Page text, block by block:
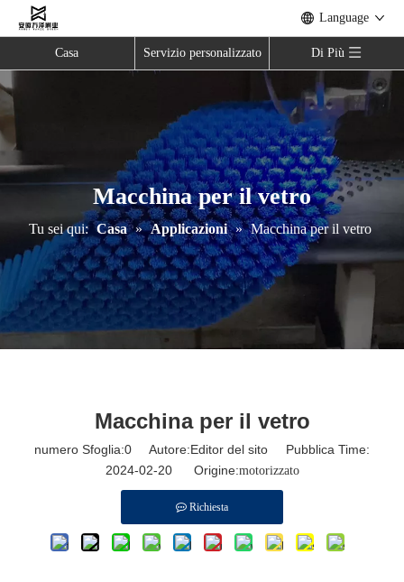
Language
Casa Servizio personalizzato Di Più
Macchina per il vetro
Tu sei qui: Casa » Applicazioni » Macchina per il vetro
Macchina per il vetro
numero Sfoglia:0 Autore:Editor del sito Pubblica Time:
2024-02-20 Origine:motorizzato
Richiesta